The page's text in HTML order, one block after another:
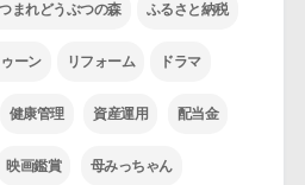
まれどうぶつの森 ふるさと納税
ーン リフォーム ドラマ
健康管理 資産運用 配当金
映画鑑賞 母みっちゃん